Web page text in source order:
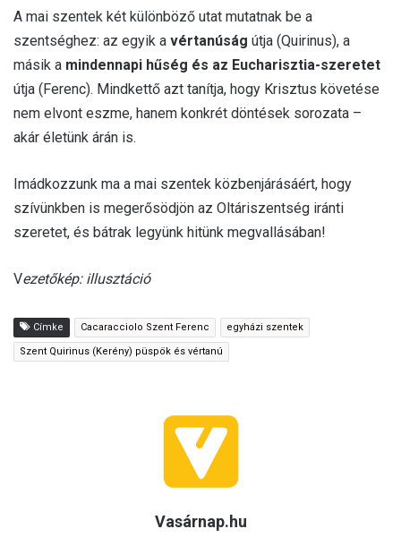
A mai szentek két különböző utat mutatnak be a
szentséghez: az egyik a vértanúság útja (Quirinus), a
másik a mindennapi hűség és az Eucharisztia-szeretet
útja (Ferenc). Mindkettő azt tanítja, hogy Krisztus követése
nem elvont eszme, hanem konkrét döntések sorozata –
akár életünk árán is.
Imádkozzunk ma a mai szentek közbenjárásáért, hogy
szívünkben is megerősödjön az Oltáriszentség iránti
szeretet, és bátrak legyünk hitünk megvallásában!
Vezetőkép: illusztáció
Címke Cacaracciolo Szent Ferenc egyházi szentek
Szent Quirinus (Kerény) püspök és vértanú
Vasárnap.hu